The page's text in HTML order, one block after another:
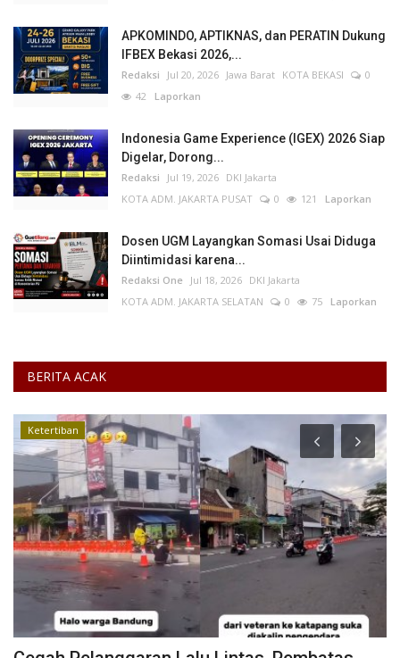
APKOMINDO, APTIKNAS, dan PERATIN Dukung
IFBEX Bekasi 2026,...
Redaksi Jul 20, 2026 Jawa Barat KOTA BEKASI
0
42 Laporkan
Indonesia Game Experience (IGEX) 2026 Siap
Digelar, Dorong...
Redaksi Jul 19, 2026 DKI Jakarta
KOTA ADM. JAKARTA PUSAT
0 121 Laporkan
Dosen UGM Layangkan Somasi Usai Diduga
Diintimidasi karena...
Redaksi One Jul 18, 2026 DKI Jakarta
KOTA ADM. JAKARTA SELATAN
0 75 Laporkan
BERITA ACAK
Ketertiban